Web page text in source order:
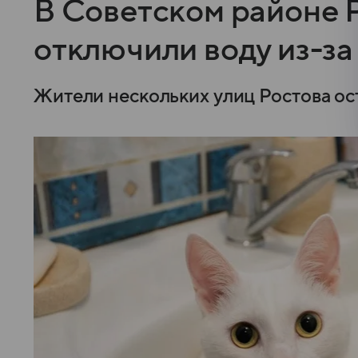
В Советском районе
отключили воду из-
Жители нескольких улиц Ростова